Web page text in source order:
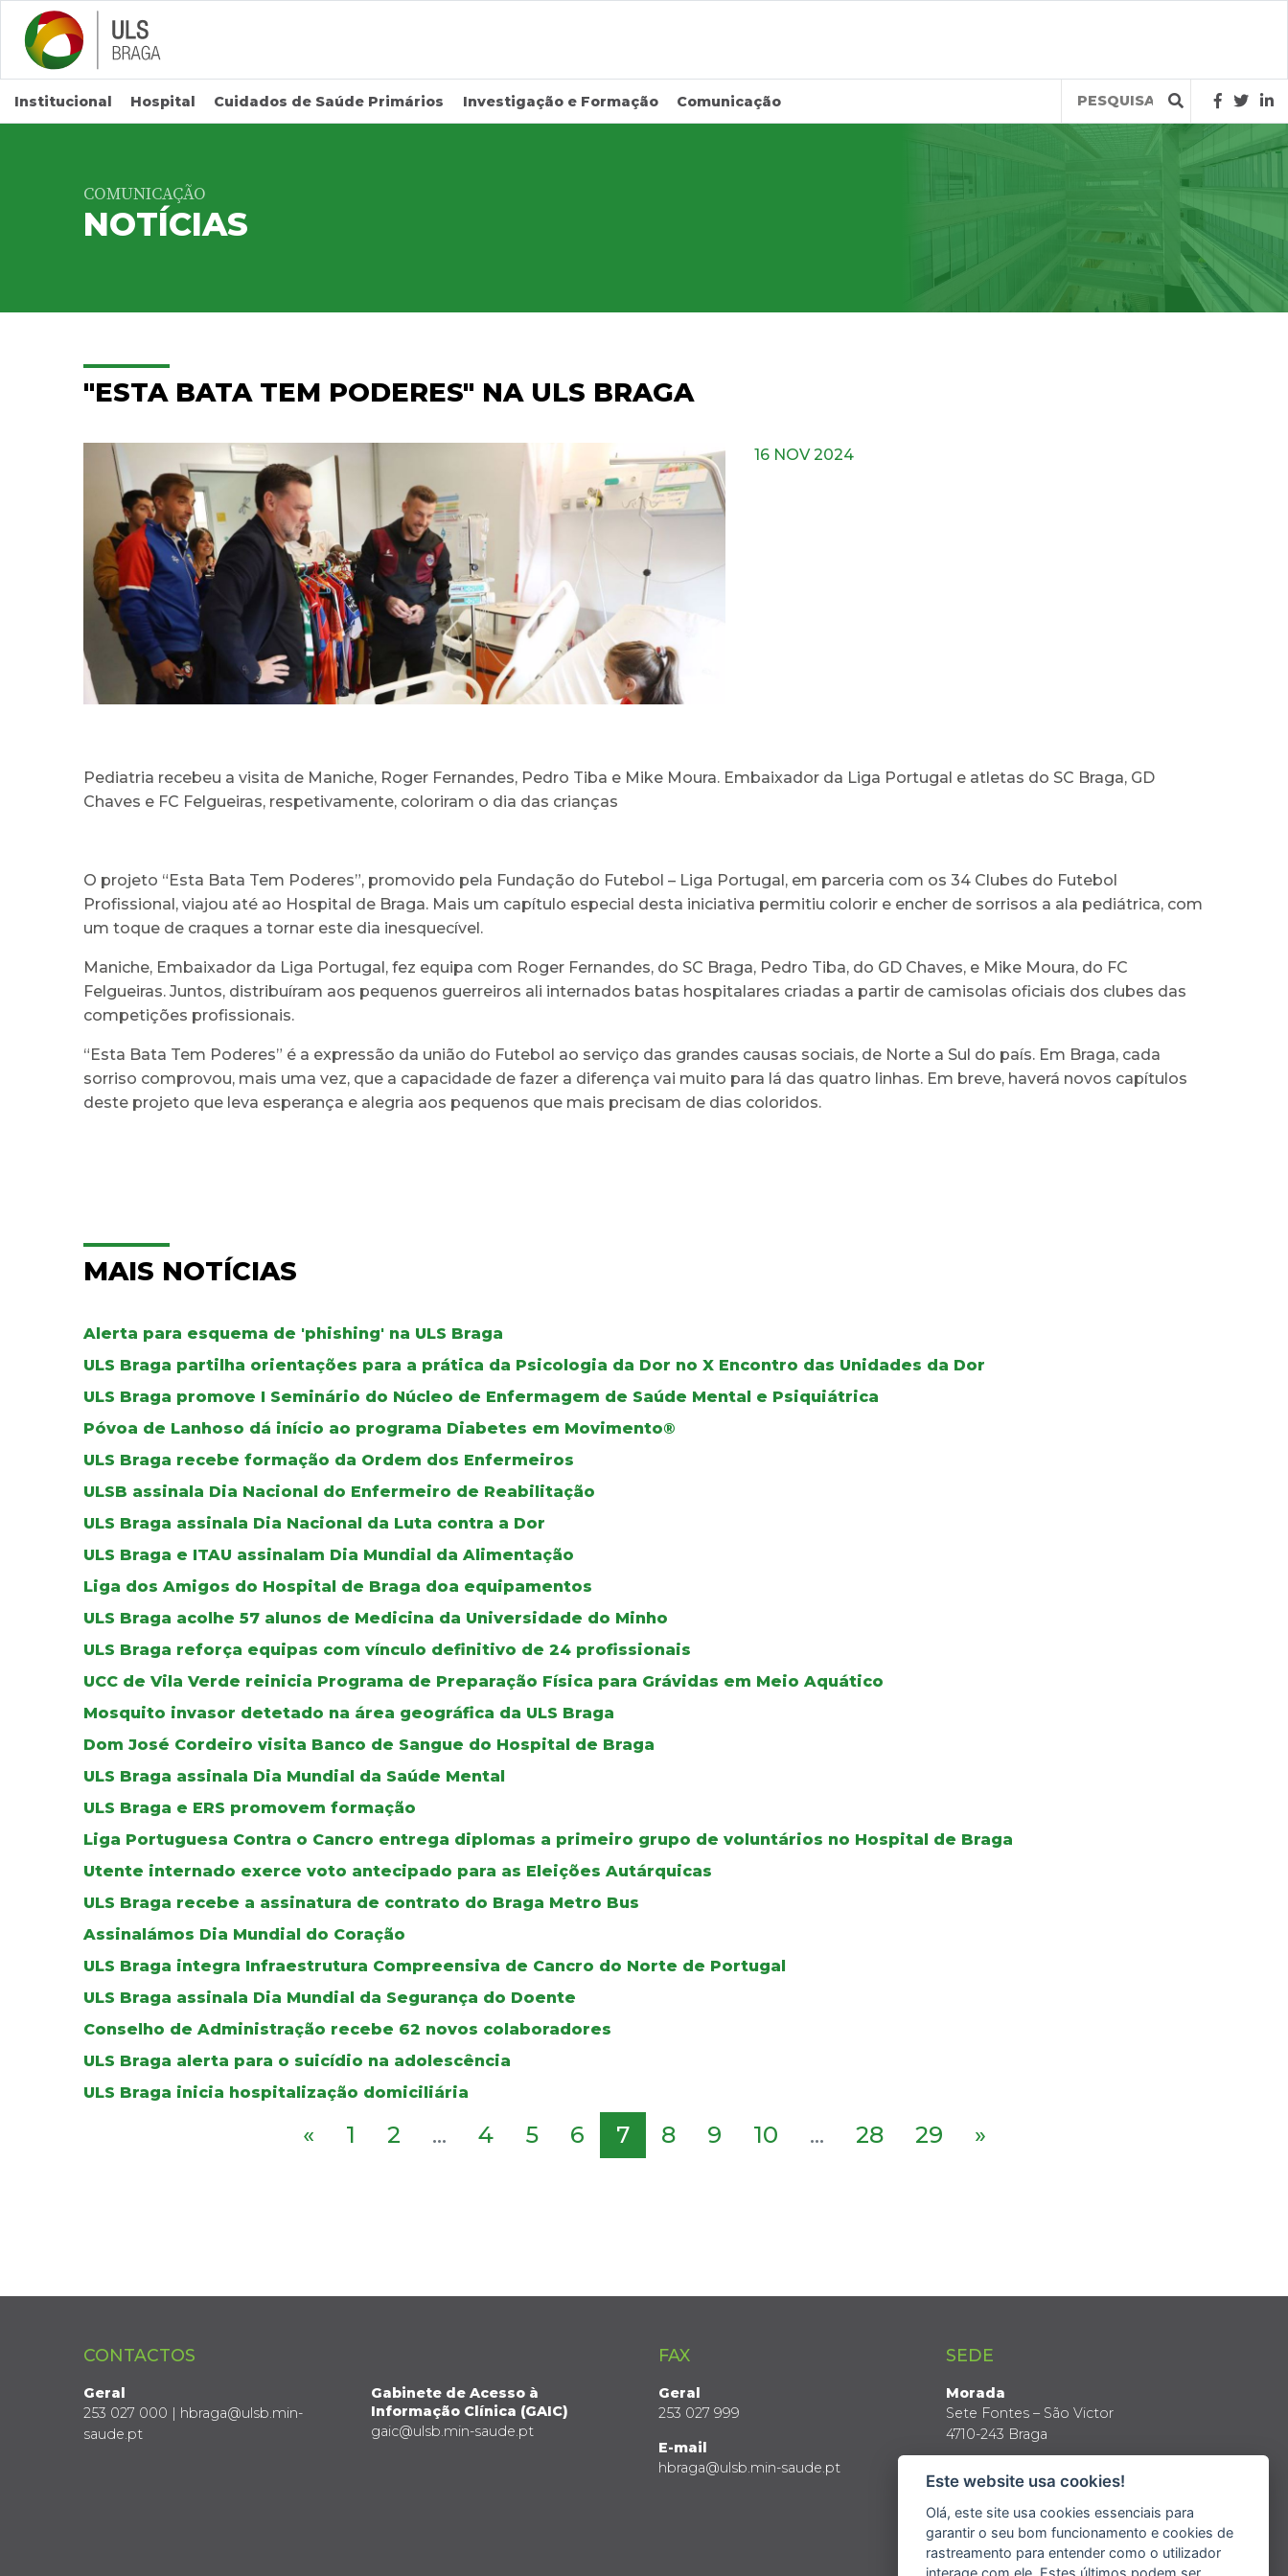
Saltar para conteúdo principal
Institucional Hospital Cuidados de Saúde Primários Investigação e Formação Comunicação
Query
COMUNICAÇÃO
NOTÍCIAS
"ESTA BATA TEM PODERES" NA ULS BRAGA
16 NOV 2024
Pediatria recebeu a visita de Maniche, Roger Fernandes, Pedro Tiba e Mike Moura. Embaixador da Liga Portugal e atletas do SC Braga, GD
Chaves e FC Felgueiras, respetivamente, coloriram o dia das crianças
O projeto “Esta Bata Tem Poderes”, promovido pela Fundação do Futebol – Liga Portugal, em parceria com os 34 Clubes do Futebol
Profissional, viajou até ao Hospital de Braga. Mais um capítulo especial desta iniciativa permitiu colorir e encher de sorrisos a ala pediátrica, com
um toque de craques a tornar este dia inesquecível.
Maniche, Embaixador da Liga Portugal, fez equipa com Roger Fernandes, do SC Braga, Pedro Tiba, do GD Chaves, e Mike Moura, do FC
Felgueiras. Juntos, distribuíram aos pequenos guerreiros ali internados batas hospitalares criadas a partir de camisolas oficiais dos clubes das
competições profissionais.
“Esta Bata Tem Poderes” é a expressão da união do Futebol ao serviço das grandes causas sociais, de Norte a Sul do país. Em Braga, cada
sorriso comprovou, mais uma vez, que a capacidade de fazer a diferença vai muito para lá das quatro linhas. Em breve, haverá novos capítulos
deste projeto que leva esperança e alegria aos pequenos que mais precisam de dias coloridos.
MAIS NOTÍCIAS
Alerta para esquema de 'phishing' na ULS Braga
ULS Braga partilha orientações para a prática da Psicologia da Dor no X Encontro das Unidades da Dor
ULS Braga promove I Seminário do Núcleo de Enfermagem de Saúde Mental e Psiquiátrica
Póvoa de Lanhoso dá início ao programa Diabetes em Movimento®
ULS Braga recebe formação da Ordem dos Enfermeiros
ULSB assinala Dia Nacional do Enfermeiro de Reabilitação
ULS Braga assinala Dia Nacional da Luta contra a Dor
ULS Braga e ITAU assinalam Dia Mundial da Alimentação
Liga dos Amigos do Hospital de Braga doa equipamentos
ULS Braga acolhe 57 alunos de Medicina da Universidade do Minho
ULS Braga reforça equipas com vínculo definitivo de 24 profissionais
UCC de Vila Verde reinicia Programa de Preparação Física para Grávidas em Meio Aquático
Mosquito invasor detetado na área geográfica da ULS Braga
Dom José Cordeiro visita Banco de Sangue do Hospital de Braga
ULS Braga assinala Dia Mundial da Saúde Mental
ULS Braga e ERS promovem formação
Liga Portuguesa Contra o Cancro entrega diplomas a primeiro grupo de voluntários no Hospital de Braga
Utente internado exerce voto antecipado para as Eleições Autárquicas
ULS Braga recebe a assinatura de contrato do Braga Metro Bus
Assinalámos Dia Mundial do Coração
ULS Braga integra Infraestrutura Compreensiva de Cancro do Norte de Portugal
ULS Braga assinala Dia Mundial da Segurança do Doente
Conselho de Administração recebe 62 novos colaboradores
ULS Braga alerta para o suicídio na adolescência
ULS Braga inicia hospitalização domiciliária
« 1 2 ... 4 5 6 7 8 9 10 ... 28 29 »
CONTACTOS
Geral
253 027 000 | hbraga@ulsb.min-
saude.pt
Gabinete de Acesso à
Informação Clínica (GAIC)
gaic@ulsb.min-saude.pt
FAX
Geral
253 027 999
E-mail
hbraga@ulsb.min-saude.pt
SEDE
Morada
Sete Fontes – São Victor
4710-243 Braga
Latitude: 41º 34’ N
Longitude: 8º 24’ W
Este website usa cookies!
Olá, este site usa cookies essenciais para
garantir o seu bom funcionamento e cookies de
rastreamento para entender como o utilizador
interage com ele. Estes últimos podem ser